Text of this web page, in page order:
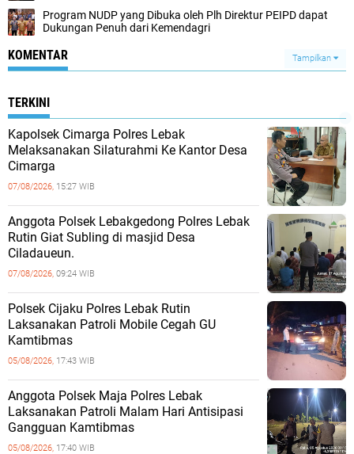
Program NUDP yang Dibuka oleh Plh Direktur PEIPD dapat
Dukungan Penuh dari Kemendagri
KOMENTAR Tampilkan
TERKINI
Kapolsek Cimarga Polres Lebak
Melaksanakan Silaturahmi Ke Kantor Desa
Cimarga
07/08/2026, 15:27 WIB
Anggota Polsek Lebakgedong Polres Lebak
Rutin Giat Subling di masjid Desa
Ciladaueun.
07/08/2026, 09:24 WIB
Polsek Cijaku Polres Lebak Rutin
Laksanakan Patroli Mobile Cegah GU
Kamtibmas
05/08/2026, 17:43 WIB
Anggota Polsek Maja Polres Lebak
Laksanakan Patroli Malam Hari Antisipasi
Gangguan Kamtibmas
05/08/2026, 17:40 WIB